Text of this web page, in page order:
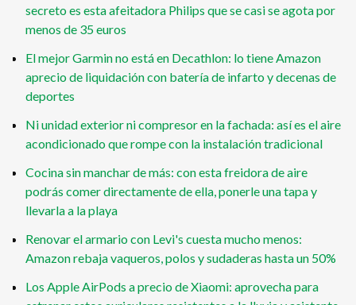
secreto es esta afeitadora Philips que se casi se agota por
menos de 35 euros
El mejor Garmin no está en Decathlon: lo tiene Amazon
aprecio de liquidación con batería de infarto y decenas de
deportes
Ni unidad exterior ni compresor en la fachada: así es el aire
acondicionado que rompe con la instalación tradicional
Cocina sin manchar de más: con esta freidora de aire
podrás comer directamente de ella, ponerle una tapa y
llevarla a la playa
Renovar el armario con Levi's cuesta mucho menos:
Amazon rebaja vaqueros, polos y sudaderas hasta un 50%
Los Apple AirPods a precio de Xiaomi: aprovecha para